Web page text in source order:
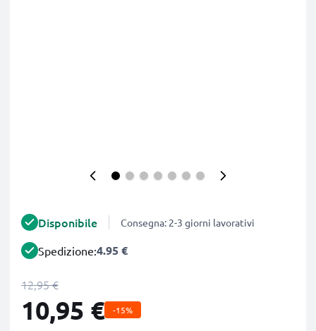
Disponibile Consegna: 2-3 giorni lavorativi
Spedizione:4.95 €
12,95 €
10,95 € -15%